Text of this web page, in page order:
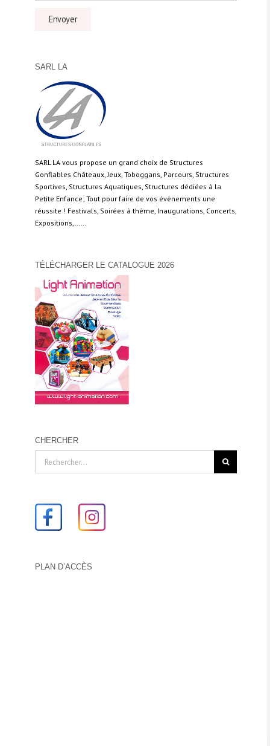
SARL LA
SARL LA vous propose un grand choix de Structures
Gonflables Châteaux, Jeux, Toboggans, Parcours, Structures
Sportives, Structures Aquatiques, Structures dédiées à la
Petite Enfance; Tout pour faire de vos évènements une
réussite ! Festivals, Soirées à thème, Inaugurations, Concerts,
Expositions,……
TÉLÉCHARGER LE CATALOGUE 2026
CHERCHER
PLAN D’ACCÈS